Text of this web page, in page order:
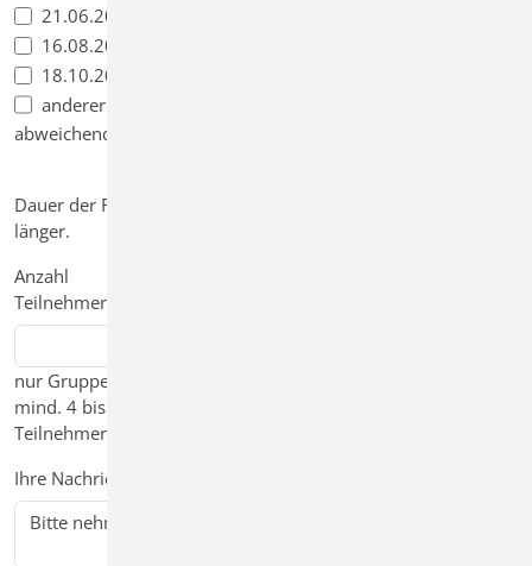
21.06.2020
16.08.2020
18.10.2020
anderer Termin
abweichender Termin auf Anfrage
Dauer der Führung 30 bis 50 Minuten, bei Fragen gerne auch
länger.
Anzahl
Teilnehmer
nur Gruppen mit
mind. 4 bis ca. 30
Teilnehmer
Ihre Nachricht an uns